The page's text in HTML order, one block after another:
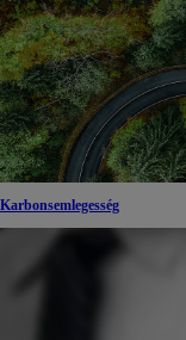
Karbonsemlegesség